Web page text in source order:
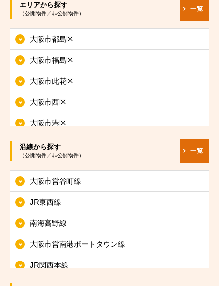
エリアから探す
（公開物件／非公開物件）
一覧
大阪市都島区
大阪市福島区
大阪市此花区
大阪市西区
大阪市港区
大阪市大正区
大阪市浪速区
大阪市西淀川区
大阪市東淀川区
大阪市東成区
大阪市生野区
沿線から探す
（公開物件／非公開物件）
一覧
大阪市営谷町線
JR東西線
南海高野線
大阪市営南港ポートタウン線
JR関西本線